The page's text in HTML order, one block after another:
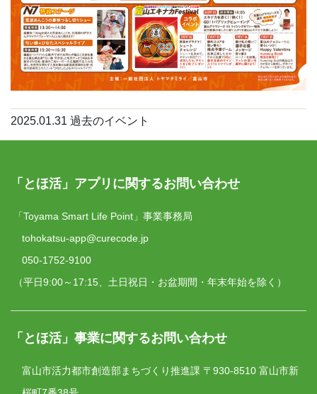
2025.01.31 過去のイベント
「とほ活」アプリに関するお問い合わせ
「Toyama Smart Life Point」事業事務局
tohokatsu-app@curecode.jp
050-1752-9100
（平日9:00～17:15、土日祝日・お盆期間・年末年始を除く）
「とほ活」事業に関するお問い合わせ
富山市活力都市創造部まちづくり推進課 〒930-8510 富山市新